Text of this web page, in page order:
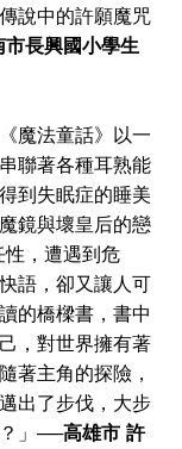
說中的許願魔咒
長興國小學生
魔法童話》以一
聯著各種耳熟能
到失眠症的睡美
鏡與壞皇后的戀
，遭遇到危
語，卻又讓人可
的橋樑書，書中
，對世界擁有著
著主角的探險，
出了步伐，大步
」 ──高雄市 許